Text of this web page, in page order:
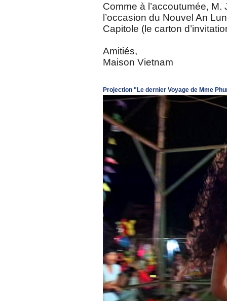
Comme à l’accoutumée,
l’occasion du Nouvel An
Capitole (le carton
Amitiés,
Maison Vietnam
Projection "Le dernier Voyage de Mme